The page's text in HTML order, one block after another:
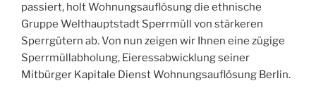
passiert, holt Wohnungsauflösung die ethnische
Gruppe Welthauptstadt Sperrmüll von stärkeren
Sperrgütern ab. Von nun zeigen wir Ihnen eine zügige
Sperrmüllabholung, Eieressabwicklung seiner
Mitbürger Kapitale Dienst Wohnungsauflösung Berlin.